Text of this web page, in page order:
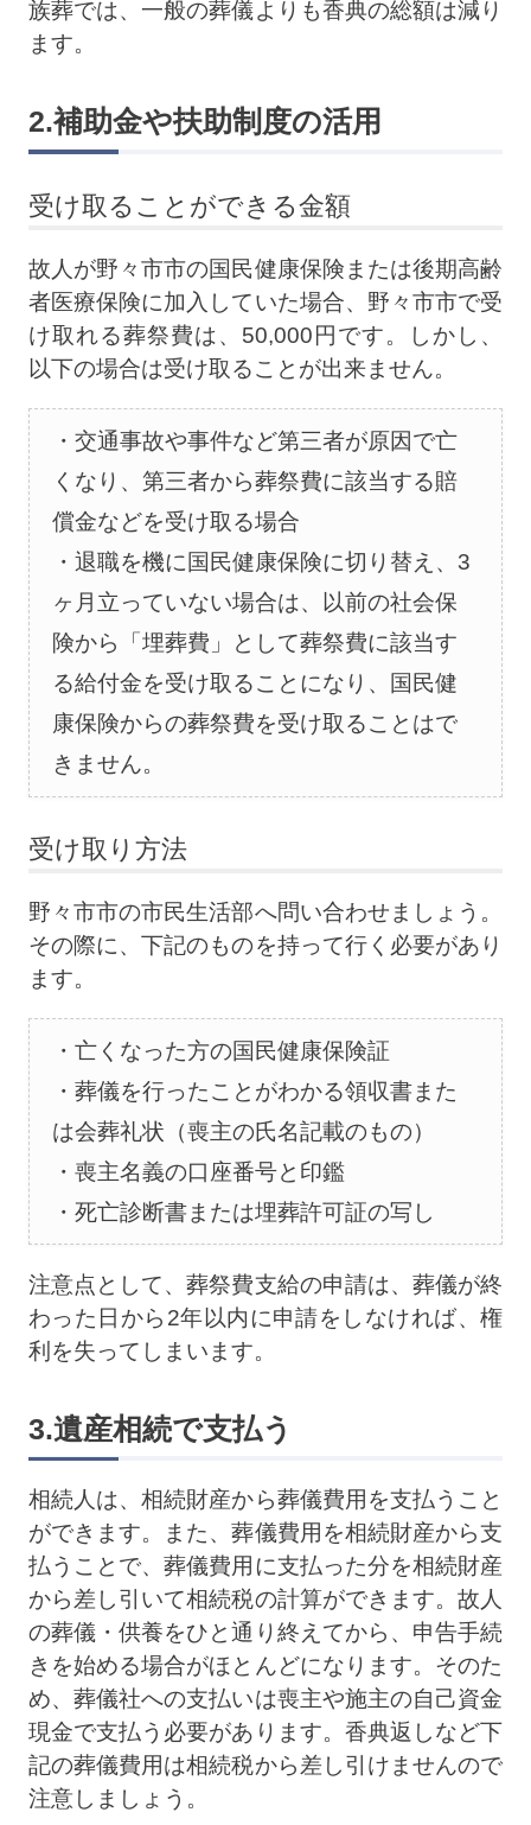
族葬では、一般の葬儀よりも香典の総額は減り
ます。
2.補助金や扶助制度の活用
受け取ることができる金額
故人が野々市市の国民健康保険または後期高齢
者医療保険に加入していた場合、野々市市で受
け取れる葬祭費は、50,000円です。しかし、
以下の場合は受け取ることが出来ません。
交通事故や事件など第三者が原因で亡
くなり、第三者から葬祭費に該当する賠
償金などを受け取る場合
退職を機に国民健康保険に切り替え、3
ヶ月立っていない場合は、以前の社会保
険から「埋葬費」として葬祭費に該当す
る給付金を受け取ることになり、国民健
康保険からの葬祭費を受け取ることはで
きません。
受け取り方法
野々市市の市民生活部へ問い合わせましょう。
その際に、下記のものを持って行く必要があり
ます。
亡くなった方の国民健康保険証
葬儀を行ったことがわかる領収書また
は会葬礼状（喪主の氏名記載のもの）
喪主名義の口座番号と印鑑
死亡診断書または埋葬許可証の写し
注意点として、葬祭費支給の申請は、葬儀が終
わった日から2年以内に申請をしなければ、権
利を失ってしまいます。
3.遺産相続で支払う
相続人は、相続財産から葬儀費用を支払うこと
ができます。また、葬儀費用を相続財産から支
払うことで、葬儀費用に支払った分を相続財産
から差し引いて相続税の計算ができます。故人
の葬儀・供養をひと通り終えてから、申告手続
きを始める場合がほとんどになります。そのた
め、葬儀社への支払いは喪主や施主の自己資金
現金で支払う必要があります。香典返しなど下
記の葬儀費用は相続税から差し引けませんので
注意しましょう。